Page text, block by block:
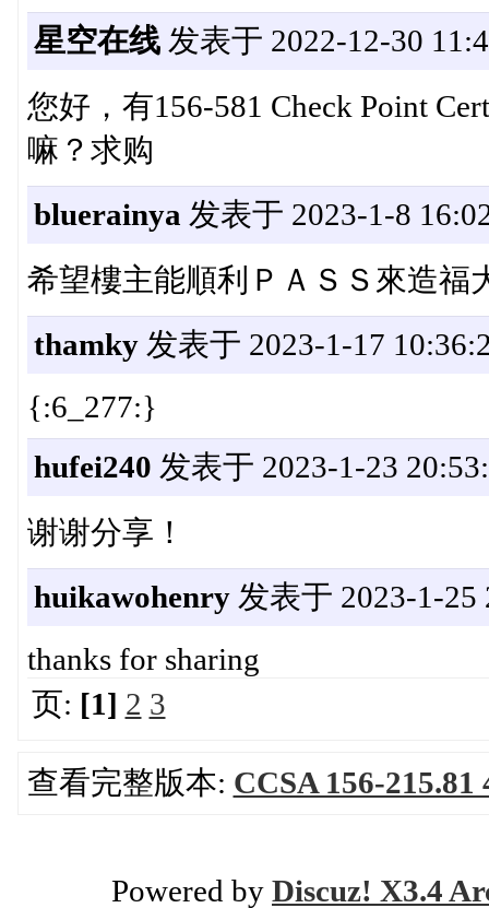
星空在线发表于 2022-12-30
您好，有156-581 Check Point
嘛？求购
bluerainya 发表于 2023-1-8
希望樓主能順利ＰＡＳＳ來造福
thamky发表于 2023-1-17
{:6_277:}
hufei240 发表于 2023-1-23
谢谢分享！
huikawohenry发表于 2023-1-25
thanks for sharing
页: [1] 2 3
查看完整版本: CCSA 156-
Powered by Discuz! X3.4